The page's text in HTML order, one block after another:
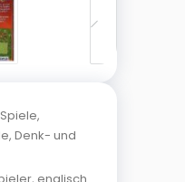
,
, Denk- und